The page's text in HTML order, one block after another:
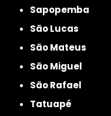
Sapopemba
São Lucas
São Mateus
São Miguel
São Rafael
Tatuapé